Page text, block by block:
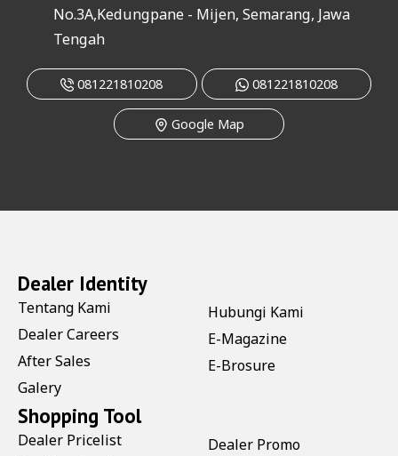
No.3A,Kedungpane - Mijen, Semarang, Jawa
Tengah
081221810208 081221810208
Google Map
Dealer Identity
Tentang Kami
Dealer Careers
After Sales
Galery
Hubungi Kami
E-Magazine
E-Brosure
Shopping Tool
Dealer Pricelist
Dealer Promo